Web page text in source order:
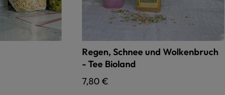
Regen, Schnee und Wolkenbruch
- Tee Bioland
Regulärer Preis:
7,80 €